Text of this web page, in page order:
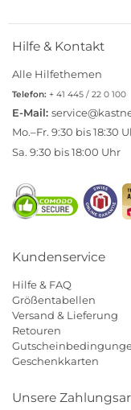
Hilfe & Kontakt
Alle Hilfethemen
Telefon: + 41 445 / 22 0 100
E-Mail:
Mo.–Fr. 9:30 bis 18:30
Sa. 9:30 bis 18:00 Uhr
Kundenservice
Hilfe & FAQ
Größentabellen
Versand & Lieferung
Retouren
Geschenkkarten
Unsere